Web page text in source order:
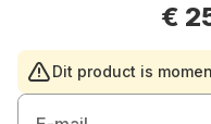
€
Dit product is